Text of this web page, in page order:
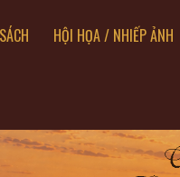
SÁCH HỘI HỌA / NHIẾP ẢNH